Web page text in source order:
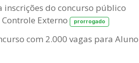
inscrições do concurso público
Externo
prorrogado
com 2.000 vagas para